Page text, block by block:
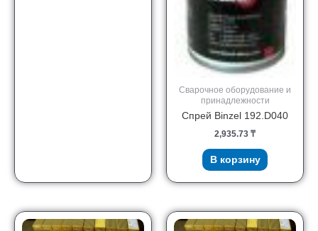
Сварочное оборудование и
принадлежности
Спрей Binzel 192.D040
2,935.73 ₸
В корзину